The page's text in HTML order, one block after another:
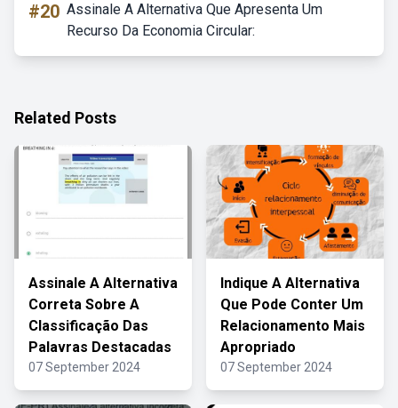
#20 Assinale A Alternativa Que Apresenta Um
Recurso Da Economia Circular:
Related Posts
Assinale A Alternativa
Correta Sobre A
Classificação Das
Palavras Destacadas
07 September 2024
Indique A Alternativa
Que Pode Conter Um
Relacionamento Mais
Apropriado
07 September 2024